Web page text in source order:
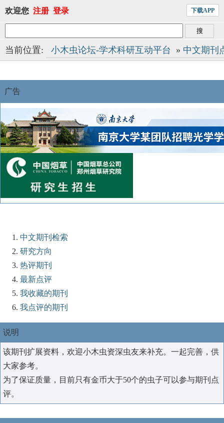
欢迎您 注册 登录 下载APP
当前位置: 小木虫论坛-学术科研互动平台 » 中文期刊
广告
中文期刊检索
研究方向
热评期刊
最新点评
我收藏的期刊
我点评的期刊
说明
该期刊扩展资料，欢迎小木虫资深虫友来补充。一起完善，供
大家参考。
为了保证质量，目前只有金币大于50个的虫子可以参与期刊点
评。